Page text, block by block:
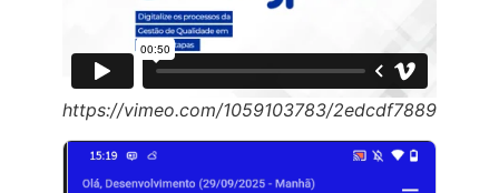
https://vimeo.com/1059103783/2edcdf7889